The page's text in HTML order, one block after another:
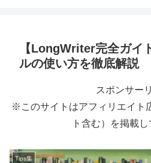
【LongWriter完全ガイ
ルの使い方を徹底解説
スポンサー
※このサイトはアフィリエイト
ト含む）を掲載し
Tips集